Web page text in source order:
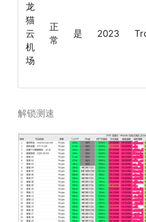
龙
猫
云
机
场
正
常
是 2023
解锁测速